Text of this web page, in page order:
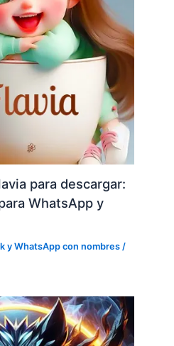
para descargar:
WhatsApp y
y WhatsApp con nombres /